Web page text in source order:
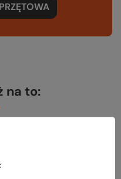
na to:
ACTIVE WASH